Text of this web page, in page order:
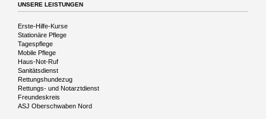
UNSERE LEISTUNGEN
Navigation
überspringen
Erste-Hilfe-Kurse
Stationäre Pflege
Tagespflege
Mobile Pflege
Haus-Not-Ruf
Sanitätsdienst
Rettungshundezug
Rettungs- und Notarztdienst
Freundeskreis
ASJ Oberschwaben Nord